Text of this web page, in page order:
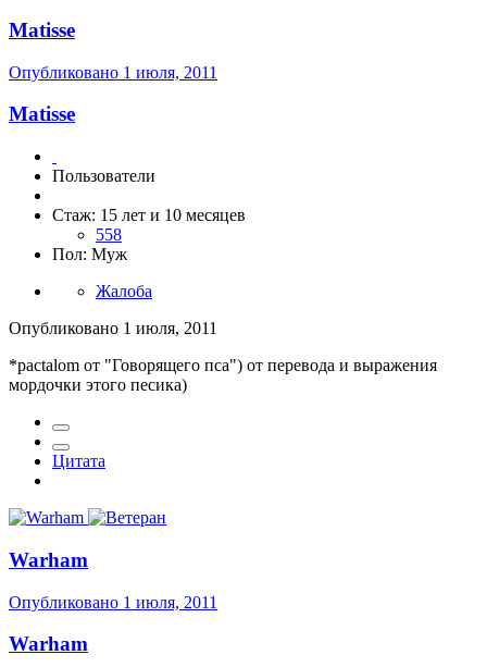
Matisse
Опубликовано 1 июля, 2011
Matisse
Пользователи
Стаж: 15 лет и 10 месяцев
558
Пол: Муж
Жалоба
Опубликовано 1 июля, 2011
*pactalom от "Говорящего пса") от перевода и выражения
мордочки этого песика)
Цитата
Warham
Опубликовано 1 июля, 2011
Warham